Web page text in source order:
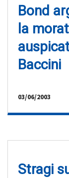
Bond
la
Baccini
03/06/2003
Stragi